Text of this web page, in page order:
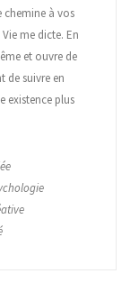
chemine à vos
me dicte. En
et ouvre de
de suivre en
existence plus